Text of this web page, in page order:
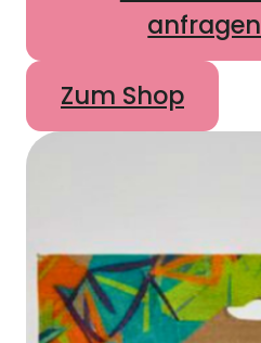
anfragen
Zum Shop